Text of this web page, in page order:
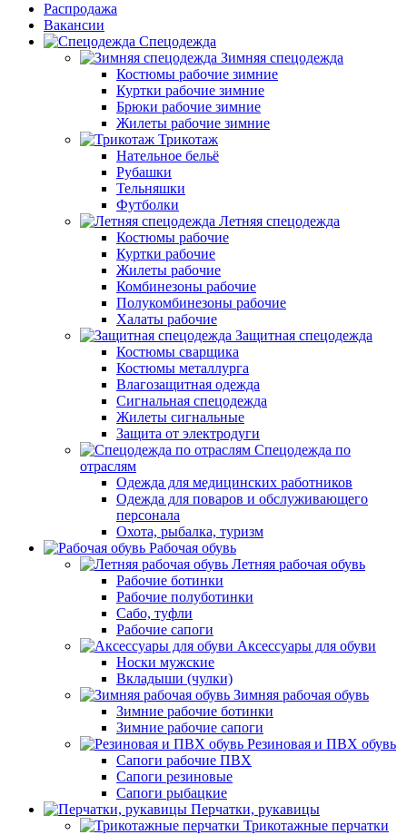
Распродажа
Вакансии
Спецодежда
Зимняя спецодежда
Костюмы рабочие зимние
Куртки рабочие зимние
Брюки рабочие зимние
Жилеты рабочие зимние
Трикотаж
Нательное бельё
Рубашки
Тельняшки
Футболки
Летняя спецодежда
Костюмы рабочие
Куртки рабочие
Жилеты рабочие
Комбинезоны рабочие
Полукомбинезоны рабочие
Халаты рабочие
Защитная спецодежда
Костюмы сварщика
Костюмы металлурга
Влагозащитная одежда
Сигнальная спецодежда
Жилеты сигнальные
Защита от электродуги
Спецодежда по
отраслям
Одежда для медицинских работников
Одежда для поваров и обслуживающего
персонала
Охота, рыбалка, туризм
Рабочая обувь
Летняя рабочая обувь
Рабочие ботинки
Рабочие полуботинки
Сабо, туфли
Рабочие сапоги
Аксессуары для обуви
Носки мужские
Вкладыши (чулки)
Зимняя рабочая обувь
Зимние рабочие ботинки
Зимние рабочие сапоги
Резиновая и ПВХ обувь
Сапоги рабочие ПВХ
Сапоги резиновые
Сапоги рыбацкие
Перчатки, рукавицы
Трикотажные перчатки